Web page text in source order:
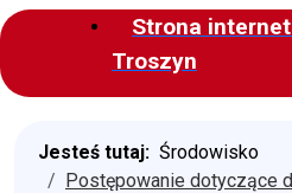
Strona
Troszyn
Jesteś tutaj: Środowisko
Postępowanie dotyczące